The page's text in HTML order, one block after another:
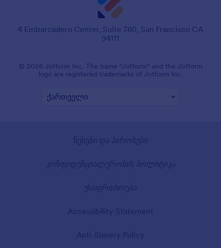
4 Embarcadero Center, Suite 780, San Francisco CA
94111
© 2026 Jotform Inc. The name "Jotform" and the Jotform
logo are registered trademarks of Jotform Inc.
წესები და პირობები
კონფიდენციალურობის პოლიტიკა
უსაფრთხოება
Accessibility Statement
Anti-Slavery Policy